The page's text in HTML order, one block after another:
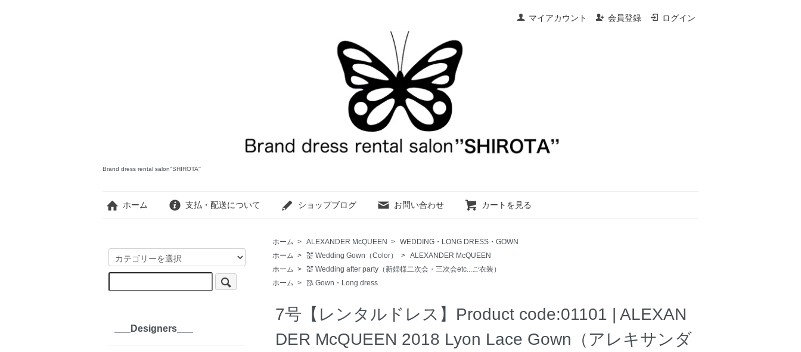
マイアカウント 会員登録 ログイン
Brand dress rental salon''SHIROTA''
ホーム 支払・配送について ショップブログ お問い合わせ カートを見る
ホーム > ALEXANDER McQUEEN > WEDDING・LONG DRESS・GOWN
ホーム > 💒 Wedding Gown（Color） > ALEXANDER McQUEEN
ホーム > 💒 Wedding after party（新婦様二次会・三次会etc...ご衣装）
ホーム > 🥻 Gown・Long dress
7号【レンタルドレス】Product code:01101 | ALEXAN
DER McQUEEN 2018 Lyon Lace Gown（アレキサンダ
___Designers___